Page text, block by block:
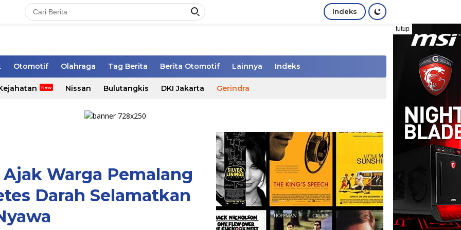
Indeks
tutup
Otomotif Olahraga Tag Berita Berita Otomotif Lainnya Indeks
Nissan Bulutangkis DKI Jakarta Gerindra
Warga Pemalang
Darah Selamatkan